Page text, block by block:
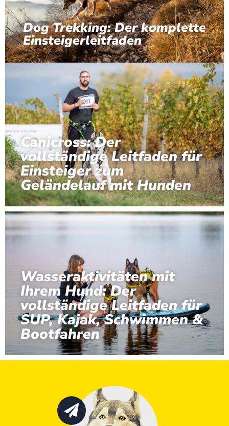
Dog Trekking: Der komplette
Einsteigerleitfaden
Canicross: Der
vollständige Leitfaden für
Einsteiger zum
Geländelauf mit Hunden
Wasseraktivitäten mit
Ihrem Hund: Der
vollständige Leitfaden für
SUP, Kajak, Schwimmen &
Bootfahren